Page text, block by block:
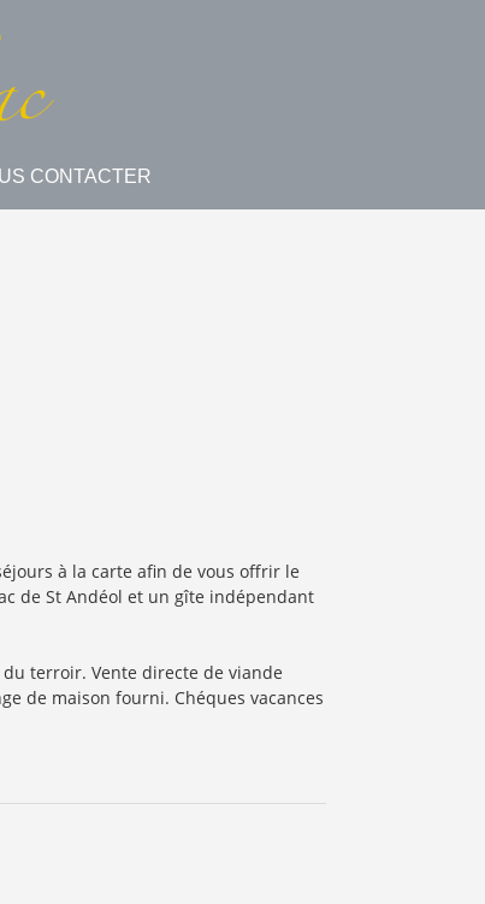
CONTACTER
de St Andéol et un gîte indépendant
de maison fourni. Chéques vacances